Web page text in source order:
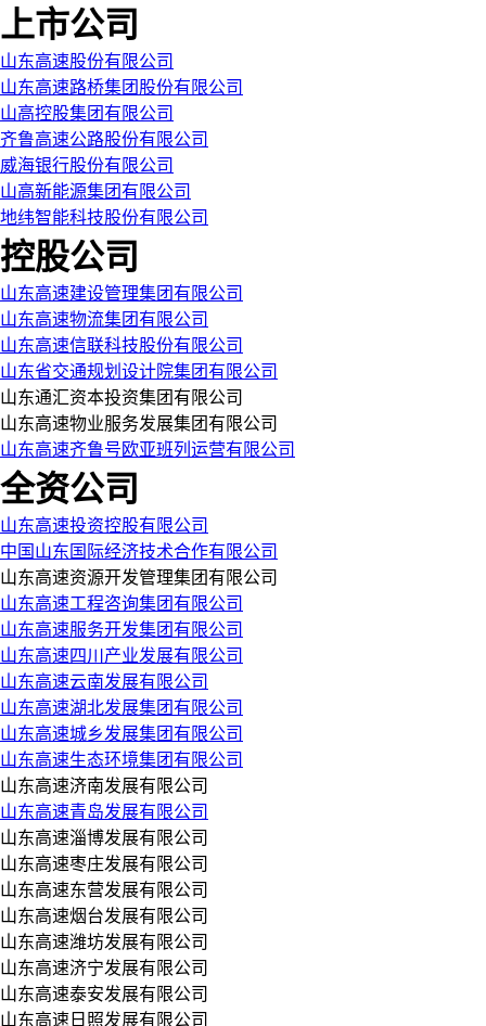
上市公司
山东高速股份有限公司
山东高速路桥集团股份有限公司
山高控股集团有限公司
齐鲁高速公路股份有限公司
威海银行股份有限公司
山高新能源集团有限公司
地纬智能科技股份有限公司
控股公司
山东高速建设管理集团有限公司
山东高速物流集团有限公司
山东高速信联科技股份有限公司
山东省交通规划设计院集团有限公司
山东通汇资本投资集团有限公司
山东高速物业服务发展集团有限公司
山东高速齐鲁号欧亚班列运营有限公司
全资公司
山东高速投资控股有限公司
中国山东国际经济技术合作有限公司
山东高速资源开发管理集团有限公司
山东高速工程咨询集团有限公司
山东高速服务开发集团有限公司
山东高速四川产业发展有限公司
山东高速云南发展有限公司
山东高速湖北发展集团有限公司
山东高速城乡发展集团有限公司
山东高速生态环境集团有限公司
山东高速济南发展有限公司
山东高速青岛发展有限公司
山东高速淄博发展有限公司
山东高速枣庄发展有限公司
山东高速东营发展有限公司
山东高速烟台发展有限公司
山东高速潍坊发展有限公司
山东高速济宁发展有限公司
山东高速泰安发展有限公司
山东高速日照发展有限公司